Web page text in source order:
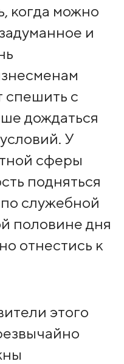
когда можно
и
спешить с
дождаться
У
сферы
подняться
служебной
половине дня
отнестись к
этого